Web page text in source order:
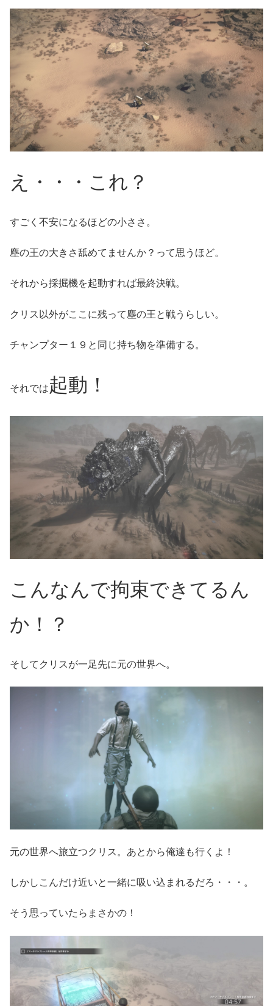
え・・・これ？
すごく不安になるほどの小ささ。
塵の王の大きさ舐めてませんか？って思うほど。
それから採掘機を起動すれば最終決戦。
クリス以外がここに残って塵の王と戦うらしい。
チャンプター１９と同じ持ち物を準備する。
それでは起動！
こんなんで拘束できてるん
か！？
そしてクリスが一足先に元の世界へ。
元の世界へ旅立つクリス。あとから俺達も行くよ！
しかしこんだけ近いと一緒に吸い込まれるだろ・・・。
そう思っていたらまさかの！